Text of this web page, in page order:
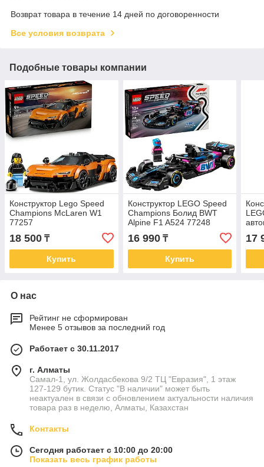
Возврат товара в течение 14 дней по договоренности
Все условия возврата
Подобные товары компании
Конструктор Lego Speed
Champions McLaren W1
77257
18 500 ₸
Купить
Конструктор LEGO Speed
Champions Болид BWT
Alpine F1 A524 77248
16 990₸
Купить
17
О нас
Рейтинг не сформирован
Менее 5 отзывов за последний год
Работает с 30.11.2017
г. Алматы
Самал-1, ул. Жолдасбекова 9/2 ТЦ "Евразия", 1 этаж
127-129 бутик. Статус "В наличии" может быть
неактуален в связи с обновлением актуальности наличия
товара раз в неделю, Алматы, Казахстан
Контакты
Сегодня работает с 10:00 до 20:00
Показать весь график работы